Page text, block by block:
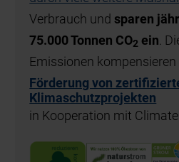
Verbrauch und sparen
75.000 Tonnen CO2 ein .
Emissionen
Förderung von
Klimaschutzprojekten
in Kooperation mit